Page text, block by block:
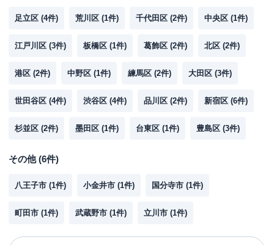
足立区 (4件) 荒川区 (1件) 千代田区 (2件) 中央区 (1件)
江戸川区 (3件) 板橋区 (1件) 葛飾区 (2件) 北区 (2件)
港区 (2件) 中野区 (1件) 練馬区 (2件) 大田区 (3件)
世田谷区 (4件) 渋谷区 (4件) 品川区 (2件) 新宿区 (6件)
杉並区 (2件) 墨田区 (1件) 台東区 (1件) 豊島区 (3件)
その他(6件)
八王子市 (1件) 小金井市 (1件) 国分寺市 (1件)
町田市 (1件) 武蔵野市 (1件) 立川市 (1件)